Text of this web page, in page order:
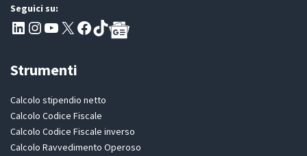
o
n
e
Seguici su:
Pagina LinkedIn PartitaIva
Instagram
Canale YouTube Evoluzione - Partitaiva.it
X Segui PartitaIva su Facebook
TikTok
Strumenti
Calcolo stipendio netto
Calcolo Codice Fiscale
Calcolo Codice Fiscale inverso
Calcolo Ravvedimento Operoso